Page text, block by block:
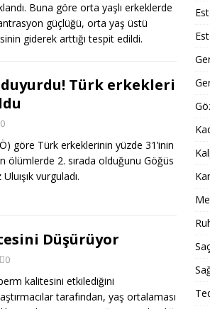
Buna göre orta yaşlı erkeklerde
güçlüğü, orta yaş üstü
giderek arttığı tespit edildi.
Türk erkekleri
0
göre Türk erkeklerinin yüzde 31’inin
ölümlerde 2. sırada olduğunu Göğüs
vurguladı.
Düşürüyor
0
kalitesini etkilediğini
tarafından, yaş ortalaması